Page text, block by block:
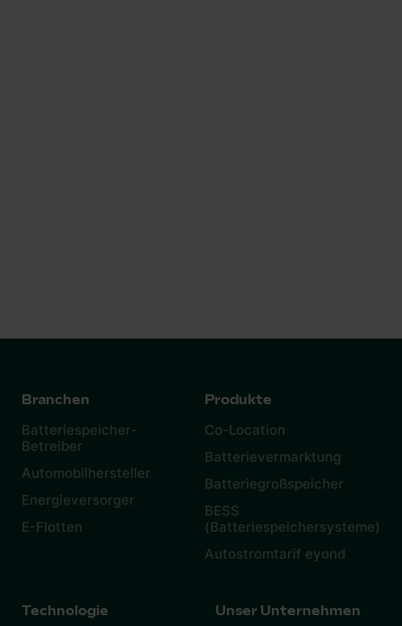
Branchen
Batteriespeicher-
Betreiber
Automobilhersteller
Energieversorger
E-Flotten
Produkte
Co-Location
Batterievermarktung
Batteriegroßspeicher
BESS
(Batteriespeichersysteme)
Autostromtarif eyond
Technologie
Unser Unternehmen